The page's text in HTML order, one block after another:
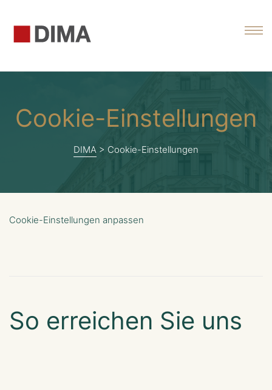
Cookie-Einstellungen
DIMA > Cookie-Einstellungen
Cookie-Einstellungen anpassen
So erreichen Sie uns